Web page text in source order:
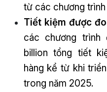
từ các chương
Tiết kiệm được
các chương
billion tổng tiết
hàng kể từ khi
trong năm 2025.